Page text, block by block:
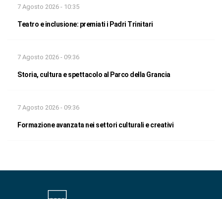
7 Agosto 2026 - 10:35
Teatro e inclusione: premiati i Padri Trinitari
7 Agosto 2026 - 09:36
Storia, cultura e spettacolo al Parco della Grancia
7 Agosto 2026 - 09:36
Formazione avanzata nei settori culturali e creativi